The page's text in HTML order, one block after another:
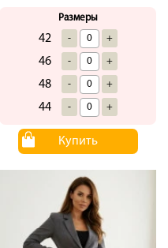
Размеры
42 - +
46 - +
48 - +
44 - +
Купить